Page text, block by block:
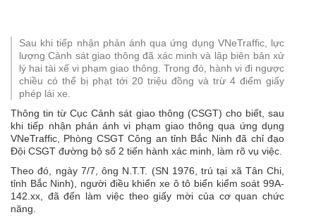
Sau khi tiếp nhận phản ánh qua ứng dụng VNeTraffic, lực
lượng Cảnh sát giao thông đã xác minh và lập biên bản xử
lý hai tài xế vi phạm giao thông. Trong đó, hành vi đi ngược
chiều có thể bị phạt tới 20 triệu đồng và trừ 4 điểm giấy
phép lái xe.
Thông tin từ Cục Cảnh sát giao thông (CSGT) cho biết, sau
khi tiếp nhận phản ánh vi phạm giao thông qua ứng dụng
VNeTraffic, Phòng CSGT Công an tỉnh Bắc Ninh đã chỉ đạo
Đội CSGT đường bộ số 2 tiến hành xác minh, làm rõ vụ việc.
Theo đó, ngày 7/7, ông N.T.T. (SN 1976, trú tại xã Tân Chi,
tỉnh Bắc Ninh), người điều khiển xe ô tô biển kiểm soát 99A-
142.xx, đã đến làm việc theo giấy mời của cơ quan chức
năng.